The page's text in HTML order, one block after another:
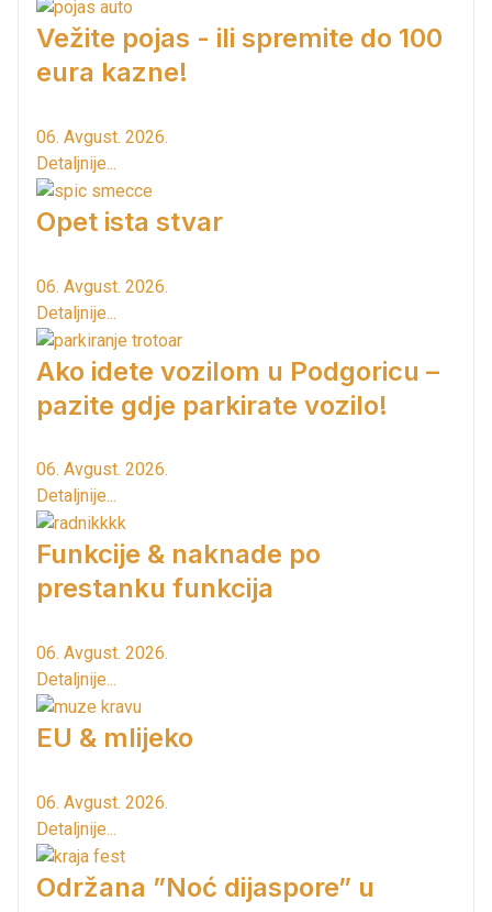
Vežite pojas - ili spremite do 100
eura kazne!
06. Avgust. 2026.
Detaljnije...
Opet ista stvar
06. Avgust. 2026.
Detaljnije...
Ako idete vozilom u Podgoricu –
pazite gdje parkirate vozilo!
06. Avgust. 2026.
Detaljnije...
Funkcije & naknade po
prestanku funkcija
06. Avgust. 2026.
Detaljnije...
EU & mlijeko
06. Avgust. 2026.
Detaljnije...
Održana ”Noć dijaspore” u